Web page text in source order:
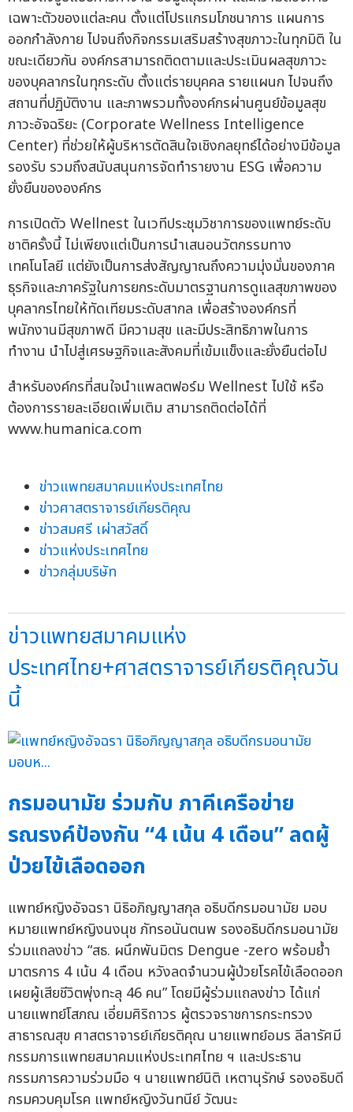
เฉพาะตัวของแต่ละคน ตั้งแต่โปรแกรมโภชนาการ แผนการ
ออกกำลังกาย ไปจนถึงกิจกรรมเสริมสร้างสุขภาวะในทุกมิติ ใน
ขณะเดียวกัน องค์กรสามารถติดตามและประเมินผลสุขภาวะ
ของบุคลากรในทุกระดับ ตั้งแต่รายบุคคล รายแผนก ไปจนถึง
สถานที่ปฏิบัติงาน และภาพรวมทั้งองค์กรผ่านศูนย์ข้อมูลสุข
ภาวะอัจฉริยะ (Corporate Wellness Intelligence
Center) ที่ช่วยให้ผู้บริหารตัดสินใจเชิงกลยุทธ์ได้อย่างมีข้อมูล
รองรับ รวมถึงสนับสนุนการจัดทำรายงาน ESG เพื่อความ
ยั่งยืนขององค์กร
การเปิดตัว Wellnest ในเวทีประชุมวิชาการของแพทย์ระดับ
ชาติครั้งนี้ ไม่เพียงแต่เป็นการนำเสนอนวัตกรรมทาง
เทคโนโลยี แต่ยังเป็นการส่งสัญญาณถึงความมุ่งมั่นของภาค
ธุรกิจและภาครัฐในการยกระดับมาตรฐานการดูแลสุขภาพของ
บุคลากรไทยให้ทัดเทียมระดับสากล เพื่อสร้างองค์กรที่
พนักงานมีสุขภาพดี มีความสุข และมีประสิทธิภาพในการ
ทำงาน นำไปสู่เศรษฐกิจและสังคมที่เข้มแข็งและยั่งยืนต่อไป
สำหรับองค์กรที่สนใจนำแพลตฟอร์ม Wellnest ไปใช้ หรือ
ต้องการรายละเอียดเพิ่มเติม สามารถติดต่อได้ที่
www.humanica.com
ข่าวแพทยสมาคมแห่งประเทศไทย
ข่าวศาสตราจารย์เกียรติคุณ
ข่าวสมศรี เผ่าสวัสดิ์
ข่าวแห่งประเทศไทย
ข่าวกลุ่มบริษัท
ข่าวแพทยสมาคมแห่ง
ประเทศไทย+ศาสตราจารย์เกียรติคุณวัน
นี้
กรมอนามัย ร่วมกับ ภาคีเครือข่าย
รณรงค์ป้องกัน “4 เน้น 4 เดือน” ลดผู้
ป่วยไข้เลือดออก
แพทย์หญิงอัจฉรา นิธิอภิญญาสกุล อธิบดีกรมอนามัย มอบ
หมายแพทย์หญิงนงนุช ภัทรอนันตนพ รองอธิบดีกรมอนามัย
ร่วมแถลงข่าว “สธ. ผนึกพันมิตร Dengue -zero พร้อมย้ำ
มาตรการ 4 เน้น 4 เดือน หวังลดจำนวนผู้ป่วยโรคไข้เลือดออก
เผยผู้เสียชีวิตพุ่งทะลุ 46 คน” โดยมีผู้ร่วมแถลงข่าว ได้แก่
นายแพทย์โสภณ เอี่ยมศิริถาวร ผู้ตรวจราชการกระทรวง
สาธารณสุข ศาสตราจารย์เกียรติคุณ นายแพทย์อมร ลีลารัศมี
กรรมการแพทยสมาคมแห่งประเทศไทย ฯ และประธาน
กรรมการความร่วมมือ ฯ นายแพทย์นิติ เหตานุรักษ์ รองอธิบดี
กรมควบคุมโรค แพทย์หญิงวันทนีย์ วัฒนะ